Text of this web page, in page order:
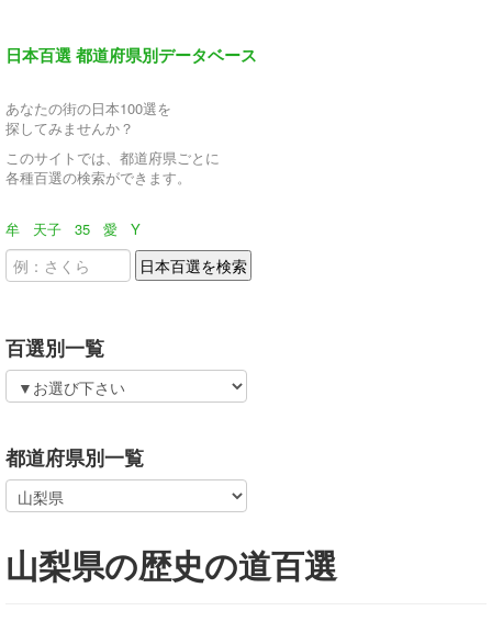
日本百選 都道府県別データベース
あなたの街の日本100選を
探してみませんか？
このサイトでは、都道府県ごとに
各種百選の検索ができます。
牟 天子 35 愛 Y
百選別一覧
都道府県別一覧
山梨県の歴史の道百選